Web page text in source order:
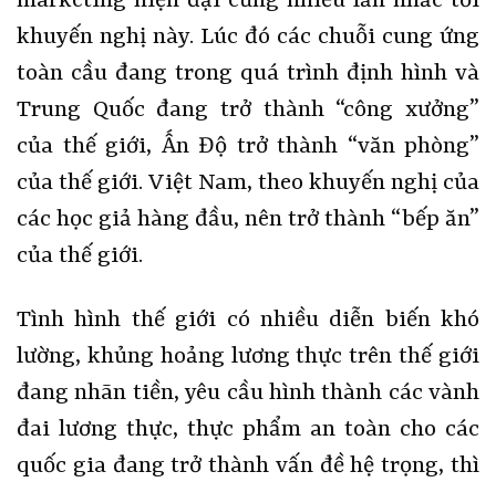
khuyến nghị này. Lúc đó các chuỗi cung ứng
toàn cầu đang trong quá trình định hình và
Trung Quốc đang trở thành “công xưởng”
của thế giới, Ấn Độ trở thành “văn phòng”
của thế giới. Việt Nam, theo khuyến nghị của
các học giả hàng đầu, nên trở thành “bếp ăn”
của thế giới.
Tình hình thế giới có nhiều diễn biến khó
lường, khủng hoảng lương thực trên thế giới
đang nhãn tiền, yêu cầu hình thành các vành
đai lương thực, thực phẩm an toàn cho các
quốc gia đang trở thành vấn đề hệ trọng, thì